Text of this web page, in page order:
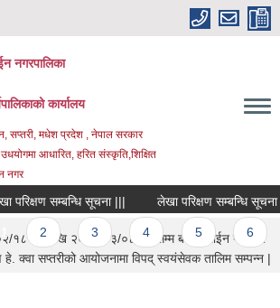
नगरपालिका
कार्यालय
सप्तरी, मधेश प्रदेश , नेपाल सरकार
आधारित, हरित संस्कृति,शिक्षित
नगर
सम्बन्धि सूचना ||| लेखा परिक्षण सम्बन्धि सूचना |||
2 3 4 5 6
१८ गते देखि २०८२/०३/०८ गते सम्म बोदेबरसाईन न.पा. र
क्वा सप्तरीको आयोजनामा विपद् स्वयंसेवक तालिम सम्पन्न |